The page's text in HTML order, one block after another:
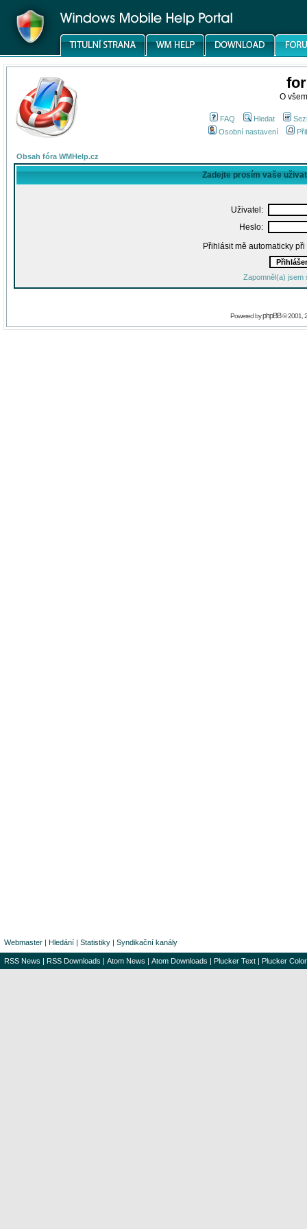
O
FAQ Hledat
Osobní nastavení
Obsah fóra WMHelp.cz
Zadejte prosím vaše
Uživatel:
Heslo:
Přihlásit mě automaticky
Zapomněl(a) jsem
Powered byphpBB© 2001,
Webmaster | Hledání | Statistiky | Syndikační kanály
RSS News | RSS Downloads | Atom News | Atom Downloads | Plucker Text | Plucker Color